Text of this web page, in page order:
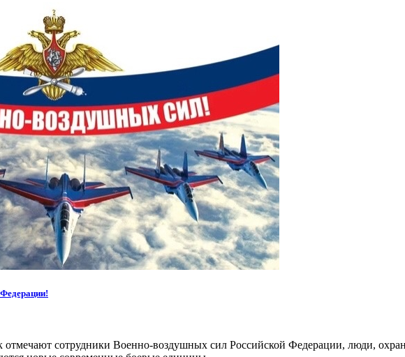
отмечают сотрудники Военно-воздушных сил Российской Федерации, люди,